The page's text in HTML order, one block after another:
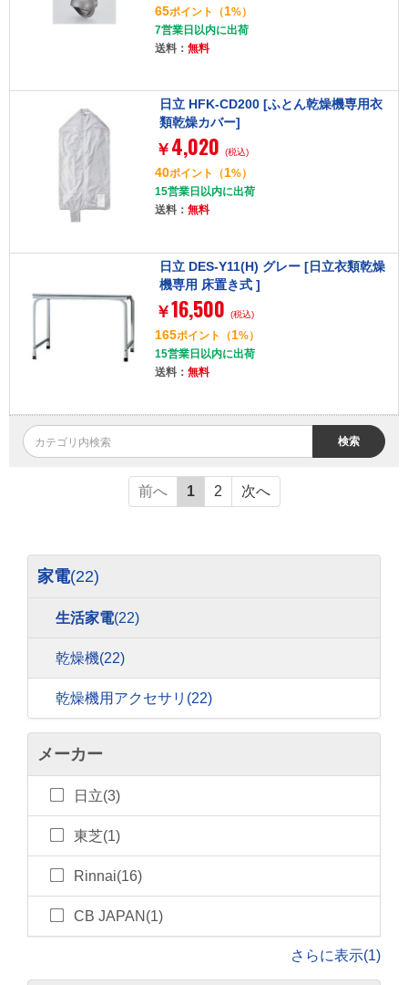
65ポイント （1%）
7営業日以内に出荷
送料： 無料
日立 HFK-CD200 [ふとん乾燥機専用衣
類乾燥カバー]
￥ 4,020 (税込)
40ポイント （1%）
15営業日以内に出荷
送料： 無料
日立 DES-Y11(H) グレー [日立衣類乾燥
機専用 床置き式 ]
￥16,500 (税込)
165ポイント （1%）
15営業日以内に出荷
送料： 無料
検索
前へ 1 2 次へ
家電(22)
生活家電(22)
乾燥機(22)
乾燥機用アクセサリ (22)
メーカー
日立(3)
東芝(1)
Rinnai(16)
CB JAPAN(1)
さらに表示(1)